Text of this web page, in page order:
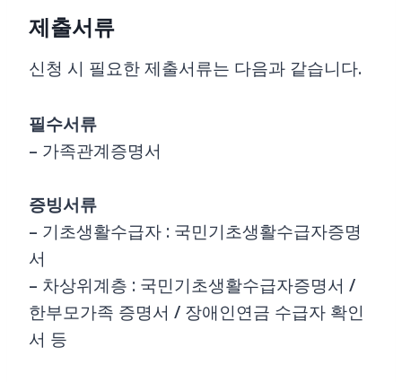
제출서류
신청 시 필요한 제출서류는 다음과 같습니다.
필수서류
– 가족관계증명서
증빙서류
– 기초생활수급자 : 국민기초생활수급자증명
서
– 차상위계층 : 국민기초생활수급자증명서 /
한부모가족 증명서 / 장애인연금 수급자 확인
서 등